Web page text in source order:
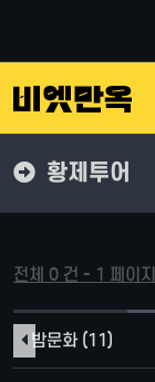
황제투어
전체 0 건 - 1 페이지
밤문화 (11)